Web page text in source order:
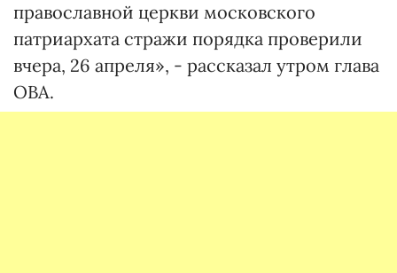
православной церкви московского
патриархата стражи порядка проверили
вчера, 26 апреля», - рассказал утром глава
ОВА.